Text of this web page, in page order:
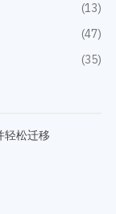
(13)
(47)
(35)
轻松迁移